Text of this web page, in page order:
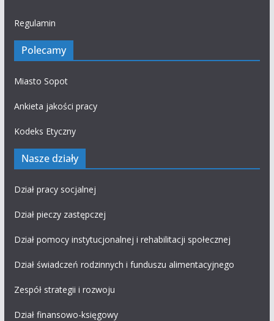
Regulamin
Polecamy
Miasto Sopot
Ankieta jakości pracy
Kodeks Etyczny
Nasze działy
Dział pracy socjalnej
Dział pieczy zastępczej
Dział pomocy instytucjonalnej i rehabilitacji społecznej
Dział świadczeń rodzinnych i funduszu alimentacyjnego
Zespół strategii i rozwoju
Dział finansowo-księgowy